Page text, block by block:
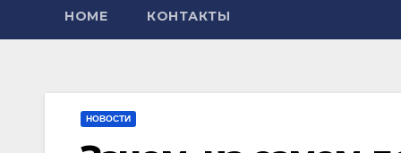
HOME КОНТАКТЫ
НОВОСТИ